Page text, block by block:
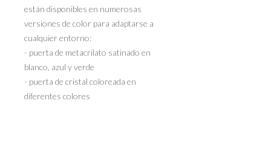
están disponibles en numerosas
versiones de color para adaptarse a
cualquier entorno:
- puerta de metacrilato satinado en
blanco, azul y verde
- puerta de cristal coloreada en
diferentes colores